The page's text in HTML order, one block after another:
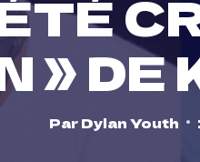
»
ParDylan Youth